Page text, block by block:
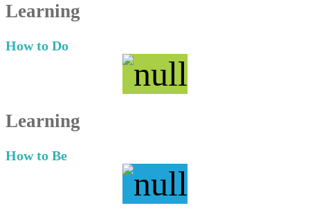
Learning
How to Do
Learning
How to Be